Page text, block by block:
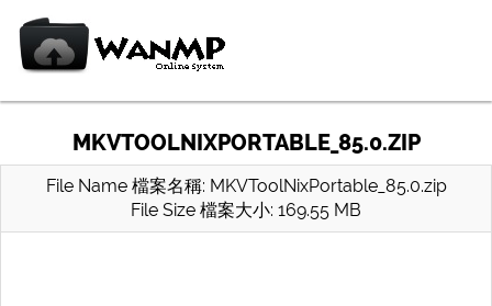
MKVTOOLNIXPORTABLE_85.0.ZIP
File Name 檔案名稱: MKVToolNixPortable_85.0.zip
File Size 檔案大小: 169.55 MB